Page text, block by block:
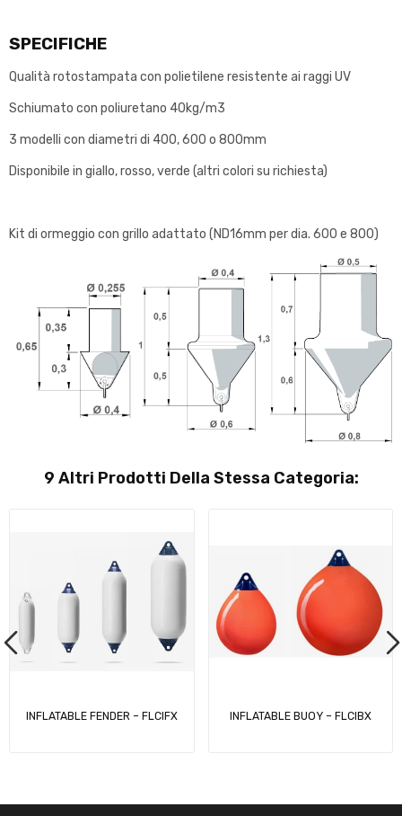
SPECIFICHE
Qualità rotostampata con polietilene resistente ai raggi UV
Schiumato con poliuretano 40kg/m3
3 modelli con diametri di 400, 600 o 800mm
Disponibile in giallo, rosso, verde (altri colori su richiesta)
Kit di ormeggio con grillo adattato (ND16mm per dia. 600 e 800)
9 Altri Prodotti Della Stessa Categoria:
INFLATABLE FENDER – FLCIFX INFLATABLE BUOY – FLCIBX